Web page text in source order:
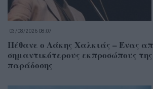
03/08/2026 08:07
Πέθανε ο Λάκης Χαλκιάς – Ένας
σημαντικότερους εκπροσώπους
παράδοσης